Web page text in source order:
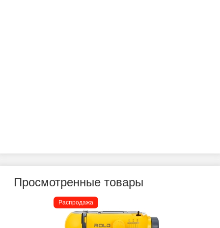
Просмотренные товары
Распродажа